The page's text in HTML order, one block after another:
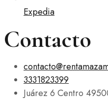
Expedia
Contacto
3331823399
Juárez 6 Centro